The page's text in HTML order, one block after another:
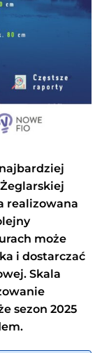
realizowana
może
i dostarczać
Skala
sezon 2025